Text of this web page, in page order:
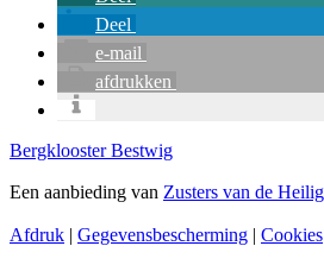
Deel
e-mail
afdrukken
Bergklooster Bestwig
Een aanbieding van Zusters van de
Afdruk | Gegevensbescherming | Cookies